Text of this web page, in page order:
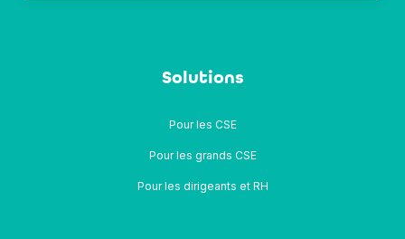
Solutions
Pour les dirigeants et RH
Pour les CSE
Pour les grands CSE